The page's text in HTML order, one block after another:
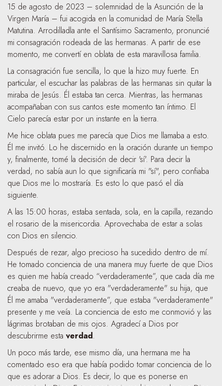
15 de agosto de 2023 – solemnidad de la Asunción de la
Virgen María – fui acogida en la comunidad de María Stella
Matutina. Arrodilladla ante el Santísimo Sacramento, pronuncié
mi consagración rodeada de las hermanas. A partir de ese
momento, me convertí en oblata de esta maravillosa familia.
La consagración fue sencilla, lo que la hizo muy fuerte. En
particular, el escuchar las palabras de las hermanas sin quitar la
miraba de Jesús. Él estaba tan cerca. Mientras, las hermanas
acompañaban con sus cantos este momento tan íntimo. El
Cielo parecía estar por un instante en la tierra.
Me hice oblata pues me parecía que Dios me llamaba a esto.
Él me invitó. Lo he discernido en la oración durante un tiempo
y, finalmente, tomé la decisión de decir 'sí'. Para decir la
verdad, no sabía aun lo que significaría mi "sí", pero confiaba
que Dios me lo mostraría. Es esto lo que pasó el día
siguiente.
A las 15:00 horas, estaba sentada, sola, en la capilla, rezando
el rosario de la misericordia. Aprovechaba de estar a solas
con Dios en silencio.
Después de rezar, algo precioso ha sucedido dentro de mí.
He tomado conciencia de una manera muy fuerte de que Dios
es quien me había creado “verdaderamente”, que cada día me
creaba de nuevo, que yo era "verdaderamente" su hija, que
Él me amaba "verdaderamente”, que estaba "verdaderamente"
presente y me veía. La conciencia de esto me conmovió y las
lágrimas brotaban de mis ojos. Agradecí a Dios por
descubrirme esta verdad.
Un poco más tarde, ese mismo día, una hermana me ha
comentado eso era que había podido tomar conciencia de lo
que es adorar a Dios. Es decir, lo que es ponerse en